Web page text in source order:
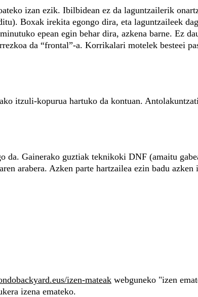
izan ezik. Ibilbidean ez da laguntzailerik
Boxak irekita egongo dira, eta laguntzaileek
epean egin behar dira, azkena barne. Ez
da “frontal”-a. Korrikalari motelek besteei
itzuli-kopurua hartuko da kontuan.
da. Gainerako guztiak teknikoki DNF (amaitu
arabera. Azken parte hartzailea ezin badu
izen-mateak webguneko "izen
izena emateko.